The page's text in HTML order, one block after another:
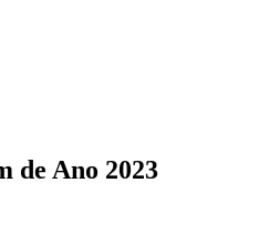
de Ano 2023